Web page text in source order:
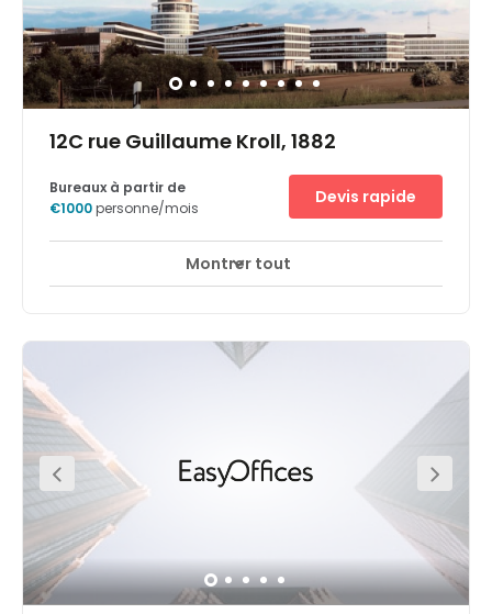
12C rue Guillaume Kroll, 1882
Centre d'accueil de jour Salles de réunion
can be challenging. To mitigate the significant
investments required to furnish and operate an office,
a full range of high-end, fully serviced plug-and-play
office space solutions. The center network of flexible and
private office spaces allows clients to grow in prime
business locations and expand clients core. This
business center is location in Cloche d’Or area, 10
minutes by bus from city Centre, and 15 minutes away by
car from the airport.
Bureaux à partir de
€1000personne/mois
Devis rapide
Montrer tout